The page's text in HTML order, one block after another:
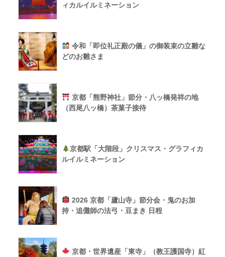
ィカルイルミネーション
令和「即位礼正殿の儀」の御装束の立雛な
どのお雛さま
京都「熊野神社」節分・八ッ橋発祥の地
（西尾八ッ橋）茶菓子接待
京都駅「大階段」クリスマス・グラフィカ
ルイルミネーション
2026 京都「廬山寺」節分会・鬼のお加
持・追儺師の法弓・豆まき 日程
京都・世界遺産「東寺」（教王護国寺）紅